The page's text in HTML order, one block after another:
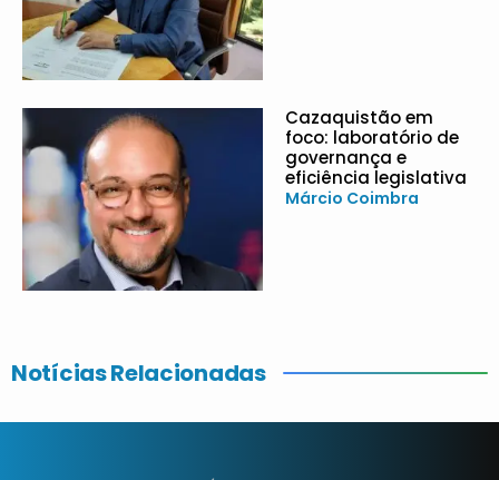
Cazaquistão em
foco: laboratório de
governança e
eficiência legislativa
Márcio Coimbra
Notícias Relacionadas